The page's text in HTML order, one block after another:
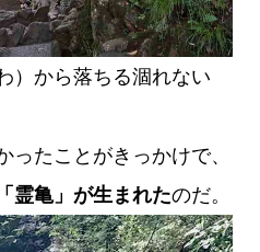
）から落ちる涸れない
ったことがきっかけで、
霊亀」が生まれたのだ。